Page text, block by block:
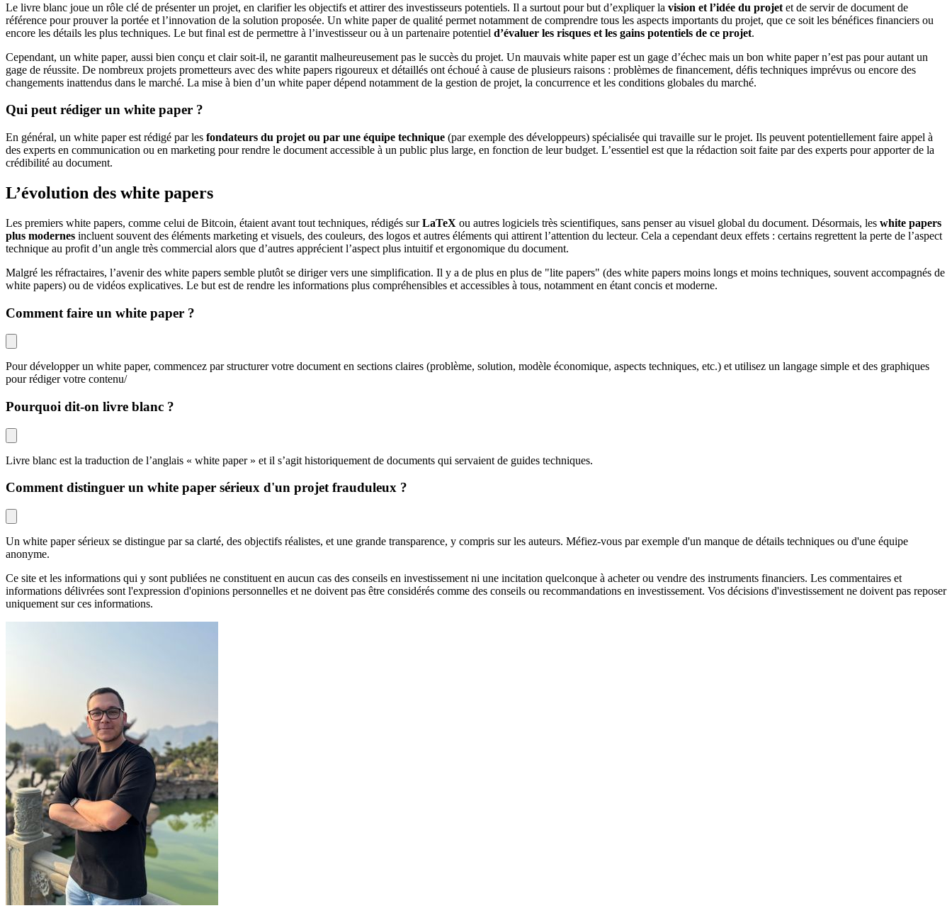
Le livre blanc joue un rôle clé de présenter un projet, en clarifier les objectifs et attirer des investisseurs potentiels. Il a surtout pour but d’expliquer la vision et l’idée du projet et de servir de document de
référence pour prouver la portée et l’innovation de la solution proposée. Un white paper de qualité permet notamment de comprendre tous les aspects importants du projet, que ce soit les bénéfices financiers ou
encore les détails les plus techniques. Le but final est de permettre à l’investisseur ou à un partenaire potentiel d’évaluer les risques et les gains potentiels de ce projet.
Cependant, un white paper, aussi bien conçu et clair soit-il, ne garantit malheureusement pas le succès du projet. Un mauvais white paper est un gage d’échec mais un bon white paper n’est pas pour autant un
gage de réussite. De nombreux projets prometteurs avec des white papers rigoureux et détaillés ont échoué à cause de plusieurs raisons : problèmes de financement, défis techniques imprévus ou encore des
changements inattendus dans le marché. La mise à bien d’un white paper dépend notamment de la gestion de projet, la concurrence et les conditions globales du marché.
Qui peut rédiger un white paper ?
En général, un white paper est rédigé par les fondateurs du projet ou par une équipe technique (par exemple des développeurs) spécialisée qui travaille sur le projet. Ils peuvent potentiellement faire appel à
des experts en communication ou en marketing pour rendre le document accessible à un public plus large, en fonction de leur budget. L’essentiel est que la rédaction soit faite par des experts pour apporter de la
crédibilité au document.
L’évolution des white papers
Les premiers white papers, comme celui de Bitcoin, étaient avant tout techniques, rédigés surLaTeX ou autres logiciels très scientifiques, sans penser au visuel global du document. Désormais, les white papers
plus modernes incluent souvent des éléments marketing et visuels, des couleurs, des logos et autres éléments qui attirent l’attention du lecteur. Cela a cependant deux effets : certains regrettent la perte de l’aspect
technique au profit d’un angle très commercial alors que d’autres apprécient l’aspect plus intuitif et ergonomique du document.
Malgré les réfractaires, l’avenir des white papers semble plutôt se diriger vers une simplification. Il y a de plus en plus de "lite papers" (des white papers moins longs et moins techniques, souvent accompagnés de
white papers) ou de vidéos explicatives. Le but est de rendre les informations plus compréhensibles et accessibles à tous, notamment en étant concis et moderne.
Comment faire un white paper ?
Pour développer un white paper, commencez par structurer votre document en sections claires (problème, solution, modèle économique, aspects techniques, etc.) et utilisez un langage simple et des graphiques
pour rédiger votre contenu/
Pourquoi dit-on livre blanc ?
Livre blanc est la traduction de l’anglais « white paper » et il s’agit historiquement de documents qui servaient de guides techniques.
Comment distinguer un white paper sérieux d'un projet frauduleux ?
Un white paper sérieux se distingue par sa clarté, des objectifs réalistes, et une grande transparence, y compris sur les auteurs. Méfiez-vous par exemple d'un manque de détails techniques ou d'une équipe
anonyme.
Ce site et les informations qui y sont publiées ne constituent en aucun cas des conseils en investissement ni une incitation quelconque à acheter ou vendre des instruments financiers. Les commentaires et
informations délivrées sont l'expression d'opinions personnelles et ne doivent pas être considérés comme des conseils ou recommandations en investissement. Vos décisions d'investissement ne doivent pas reposer
uniquement sur ces informations.